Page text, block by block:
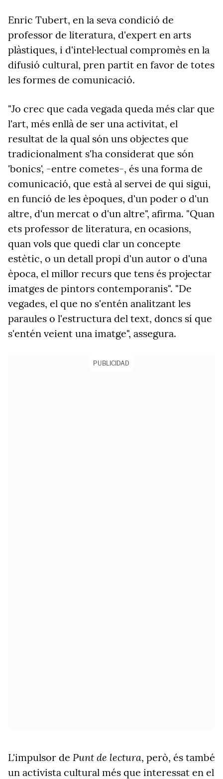
Enric Tubert, en la seva condició de
professor de literatura, d'expert en arts
plàstiques, i d'intel·lectual compromès en la
difusió cultural, pren partit en favor de totes
les formes de comunicació.
"Jo crec que cada vegada queda més clar que
l'art, més enllà de ser una activitat, el
resultat de la qual són uns objectes que
tradicionalment s'ha considerat que són
'bonics', -entre cometes-, és una forma de
comunicació, que està al servei de qui sigui,
en funció de les èpoques, d'un poder o d'un
altre, d'un mercat o d'un altre", afirma. "Quan
ets professor de literatura, en ocasions,
quan vols que quedi clar un concepte
estètic, o un detall propi d'un autor o d'una
època, el millor recurs que tens és projectar
imatges de pintors contemporanis". "De
vegades, el que no s'entén analitzant les
paraules o l'estructura del text, doncs sí que
s'entén veient una imatge", assegura.
PUBLICIDAD
L'impulsor de Punt de lectura, però, és també
un activista cultural més que interessat en el